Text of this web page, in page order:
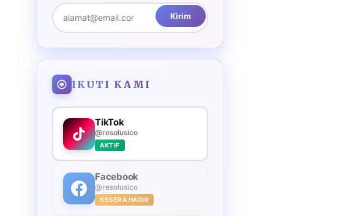
Kirim
IKUTI KAMI
TikTok
@resolusico
AKTIF
Facebook
@resolusico
SEGERA HADIR